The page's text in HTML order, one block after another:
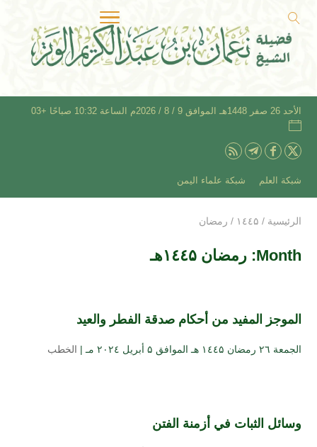
الأحد 26 صفر 1448هـ الموافق 9 / 8 / 2026م الساعة 10:32 صباحًا +03
شبكة العلم شبكة علماء اليمن
الرئيسية / ۱٤٤۵ / رمضان
Month: رمضان ۱٤٤۵هـ
الموجز المفيد من أحكام صدقة الفطر والعيد
الجمعة ۲٦ رمضان ۱٤٤۵ هـ الموافق ۵ أبريل ۲۰۲٤ مـ | الخطب
وسائل الثبات في أزمنة الفتن